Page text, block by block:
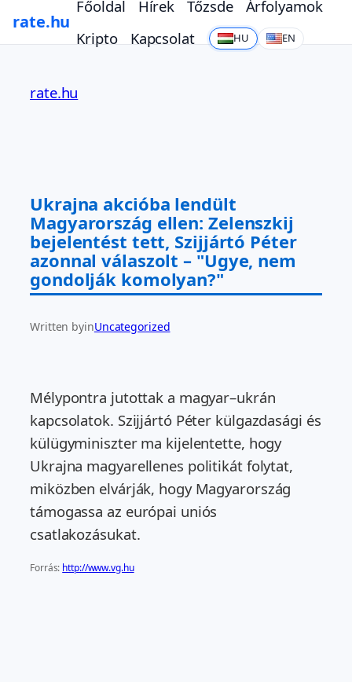
rate.hu
Főoldal Hírek Tőzsde
Árfolyamok
Kripto
Kapcsolat HU EN
tartalomhoz
rate.hu
Ukrajna akcióba lendült
Magyarország ellen: Zelenszkij
bejelentést tett, Szijjártó Péter
azonnal válaszolt – "Ugye, nem
gondolják komolyan?"
Written byinUncategorized
Mélypontra jutottak a magyar–ukrán
kapcsolatok. Szijjártó Péter külgazdasági és
külügyminiszter ma kijelentette, hogy
Ukrajna magyarellenes politikát folytat,
miközben elvárják, hogy Magyarország
támogassa az európai uniós
csatlakozásukat.
Forrás: http://www.vg.hu